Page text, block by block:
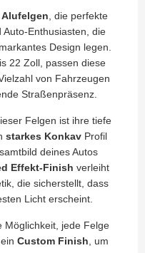
Alufelgen, die perfekte
Enthusiasten, die
Design legen.
22 Zoll, passen diese
von Fahrzeugen
Straßenpräsenz.
Felgen ist ihre tiefe
starkes Konkav Profil
deines Autos
Effekt-Finish verleiht
die sicherstellt, dass
Licht erscheint.
Möglichkeit, jede Felge
Custom Finish, um